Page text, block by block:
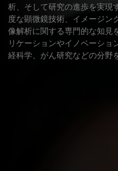
析、そして研究の進歩を実現
度な顕微鏡技術、イメージン
像解析に関する専門的な知見
リケーションやイノベーショ
経科学、がん研究などの分野